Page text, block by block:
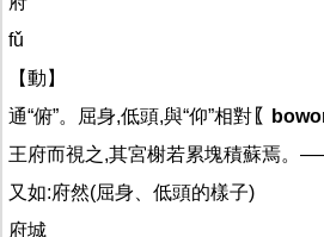
fǔ
【動】
通“俯”。屈身,低頭,與“仰”相對 〖
王府而視之,其宮榭若累塊積蘇焉。
又如:府然(屈身、低頭的樣子)
府城